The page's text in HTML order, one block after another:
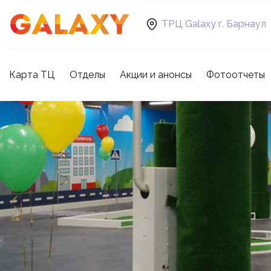
ТРЦ Galaxy г. Барнаул
Карта ТЦ Отделы Акции и анонсы Фотоотчеты